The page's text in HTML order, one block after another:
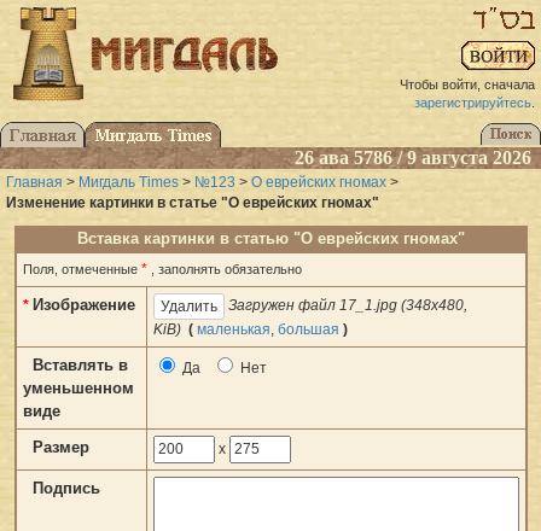
Чтобы войти, сначала
зарегистрируйтесь.
26 ава 5786 / 9 августа 2026
Главная > Мигдаль Times > №123 > О еврейских гномах >
Изменение картинки в статье "О еврейских гномах"
Вставка картинки в статью "О еврейских гномах"
Поля, отмеченные * , заполнять обязательно
* Изображение
Загружен файл 17_1.jpg (348x480,
KiB) ( маленькая большая )
Вставлять в
уменьшенном
виде
Да Нет
Размер x
Подпись